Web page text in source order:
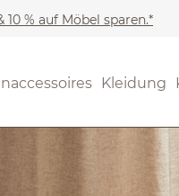
% auf Möbel sparen.*
Kleidung